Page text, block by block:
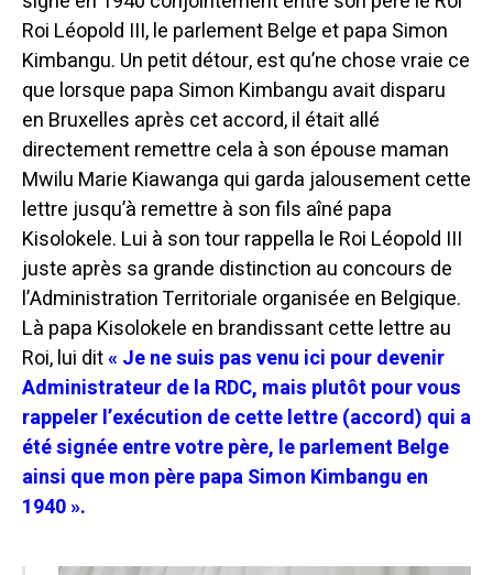
Roi Léopold III, le parlement Belge et papa Simon
Kimbangu. Un petit détour, est qu’ne chose vraie ce
que lorsque papa Simon Kimbangu avait disparu
en Bruxelles après cet accord, il était allé
directement remettre cela à son épouse maman
Mwilu Marie Kiawanga qui garda jalousement cette
lettre jusqu’à remettre à son fils aîné papa
Kisolokele. Lui à son tour rappella le Roi Léopold III
juste après sa grande distinction au concours de
l’Administration Territoriale organisée en Belgique.
Là papa Kisolokele en brandissant cette lettre au
Roi, lui dit« Je ne suis pas venu ici pour devenir
Administrateur de la RDC, mais plutôt pour vous
rappeler l’exécution de cette lettre (accord) qui a
été signée entre votre père, le parlement Belge
ainsi que mon père papa Simon Kimbangu en
1940 ».